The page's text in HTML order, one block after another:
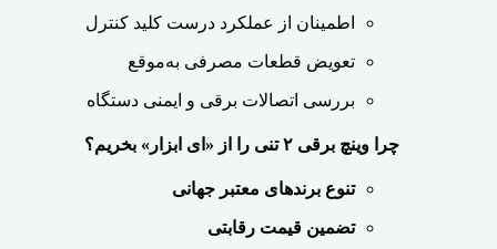
اطمینان از عملکرد درست کلید کنترل
تعویض قطعات مصرفی به‌موقع
بررسی اتصالات برقی و ایمنی دستگاه
چرا وینچ برقی ۲ تنی را از «ای ابزار» بخریم؟
تنوع برندهای معتبر جهانی
تضمین قیمت رقابتی